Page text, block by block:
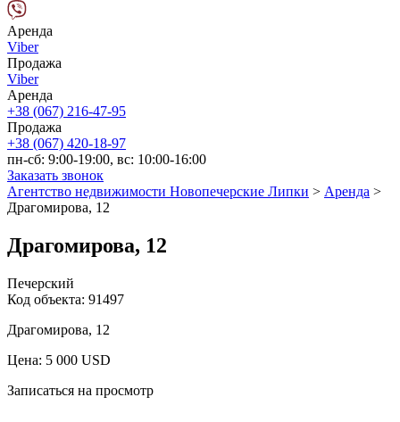
Аренда
Viber
Продажа
Viber
Аренда
+38 (067) 216-47-95
Продажа
+38 (067) 420-18-97
пн-сб: 9:00-19:00, вс: 10:00-16:00
Заказать звонок
Агентство недвижимости Новопечерские Липки > Аренда >
Драгомирова, 12
Драгомирова, 12
Печерский
Код объекта: 91497
Драгомирова, 12
Цена: 5 000 USD
Записаться на просмотр